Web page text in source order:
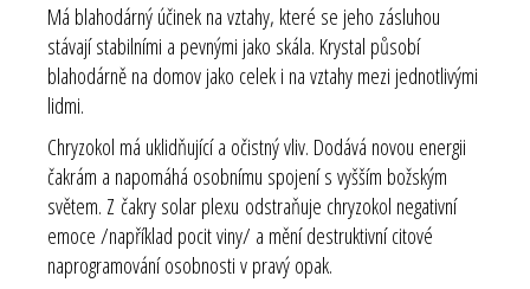
Má blahodárný účinek na vztahy, které se jeho zásluhou
stávají stabilními a pevnými jako skála. Krystal působí
blahodárně na domov jako celek i na vztahy mezi jednotlivými
lidmi.
Chryzokol má uklidňující a očistný vliv. Dodává novou energii
čakrám a napomáhá osobnímu spojení s vyšším božským
světem. Z čakry solar plexu odstraňuje chryzokol negativní
emoce /například pocit viny/ a mění destruktivní citové
naprogramování osobnosti v pravý opak.